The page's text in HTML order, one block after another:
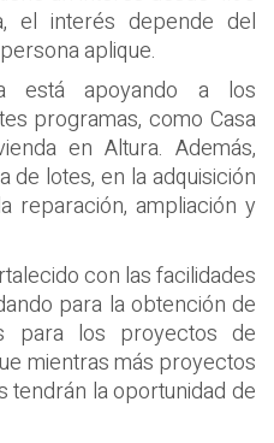
el interés depende del
aplique.
está apoyando a los
programas, como Casa
en Altura. Además,
lotes, en la adquisición
reparación, ampliación y
con las facilidades
para la obtención de
para los proyectos de
mientras más proyectos
tendrán la oportunidad de